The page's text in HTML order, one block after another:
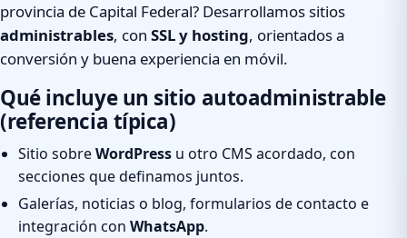
provincia de Capital Federal? Desarrollamos sitios
administrables, con SSL y hosting, orientados a
conversión y buena experiencia en móvil.
Qué incluye un sitio autoadministrable
(referencia típica)
Sitio sobreWordPress u otro CMS acordado, con
secciones que definamos juntos.
Galerías, noticias o blog, formularios de contacto e
integración con WhatsApp.